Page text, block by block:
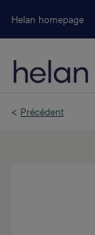
Helan homepage
< Précédent